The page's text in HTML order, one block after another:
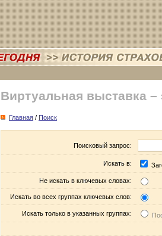
Виртуальная выставка –
Главная / Поиск
Поисковый запрос:
Искать в:
Не искать в ключевых словах:
Искать во всех группах ключевых слов:
Искать только в указанных группах: